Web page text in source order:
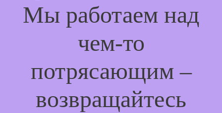
Мы работаем над
чем-то
потрясающим –
возвращайтесь